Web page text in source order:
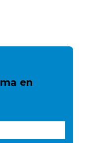
en